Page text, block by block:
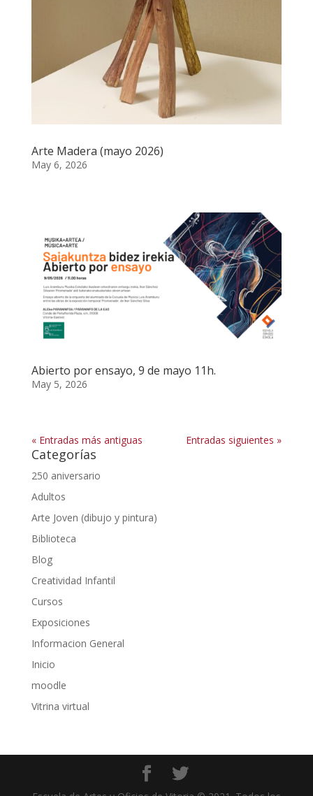
Arte Madera (mayo 2026)
May 6, 2026
Abierto por ensayo, 9 de mayo 11h.
May 5, 2026
« Entradas más antiguas Entradas siguientes »
Categorías
250 aniversario
Adultos
Arte Joven (dibujo y pintura)
Biblioteca
Blog
Creatividad Infantil
Cursos
Exposiciones
Informacion General
Inicio
moodle
Vitrina virtual